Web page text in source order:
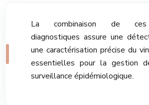
La combinaison de ces
diagnostiques assure une
une caractérisation précise du
essentielles pour la gestion
surveillance épidémiologique.